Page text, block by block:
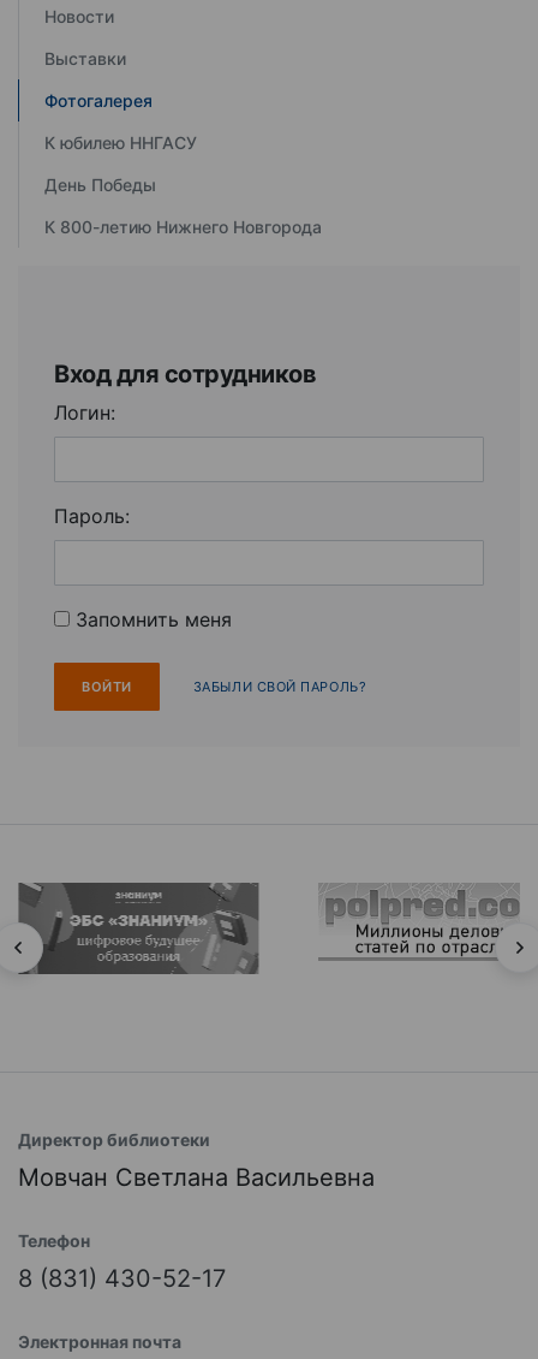
Новости
Выставки
Фотогалерея
К юбилею ННГАСУ
День Победы
К 800-летию Нижнего Новгорода
Вход для сотрудников
Логин:
Пароль:
Запомнить меня
ЗАБЫЛИ СВОЙ ПАРОЛЬ?
Директор библиотеки
Мовчан Светлана Васильевна
Телефон
8 (831) 430-52-17
Электронная почта